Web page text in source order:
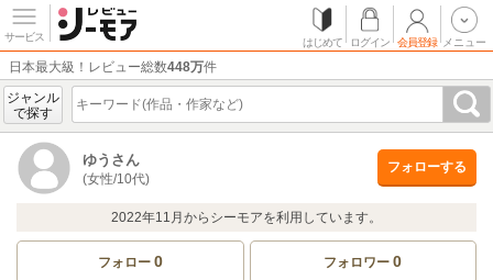
サービス はじめて ログイン 会員登録 メニュー
日本最大級！レビュー総数448万件
ジャンル
で探す
ゆうさん
(女性/10代)
フォローする
2022年11月からシーモアを利用しています。
フォロー 0 フォロワー0